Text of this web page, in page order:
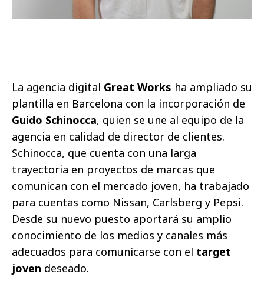
La agencia digital Great Works ha ampliado su
plantilla en Barcelona con la incorporación de
Guido Schinocca, quien se une al equipo de la
agencia en calidad de director de clientes.
Schinocca, que cuenta con una larga
trayectoria en proyectos de marcas que
comunican con el mercado joven, ha trabajado
para cuentas como Nissan, Carlsberg y Pepsi.
Desde su nuevo puesto aportará su amplio
conocimiento de los medios y canales más
adecuados para comunicarse con el target
joven deseado.